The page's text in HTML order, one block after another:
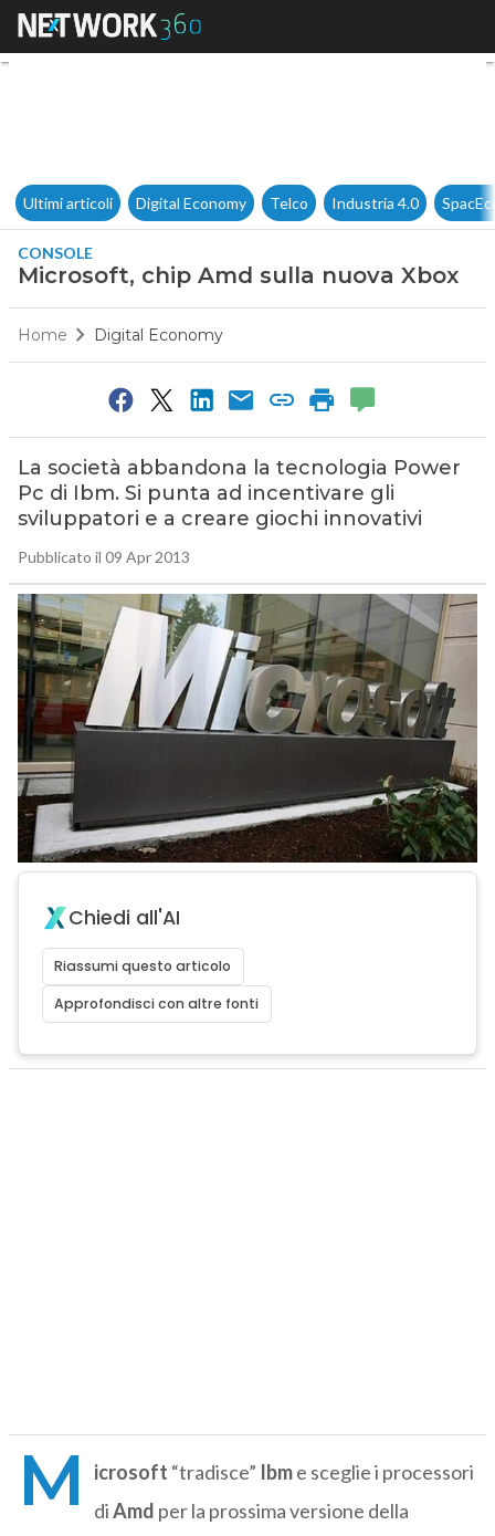
Microsoft, chip Amd sulla
Ultimi articoli Digital Economy Telco Industria 4.0
CONSOLE
Microsoft, chip Amd sulla nuova Xbox
Home Digital Economy
La società abbandona la tecnologia Power
Pc di Ibm. Si punta ad incentivare gli
sviluppatori e a creare giochi innovativi
Pubblicato il 09 Apr 2013
Chiedi all'AI
Riassumi questo articolo
Approfondisci con altre fonti
M icrosoft “tradisce” Ibme sceglie i processori
diAmd per la prossima versione della